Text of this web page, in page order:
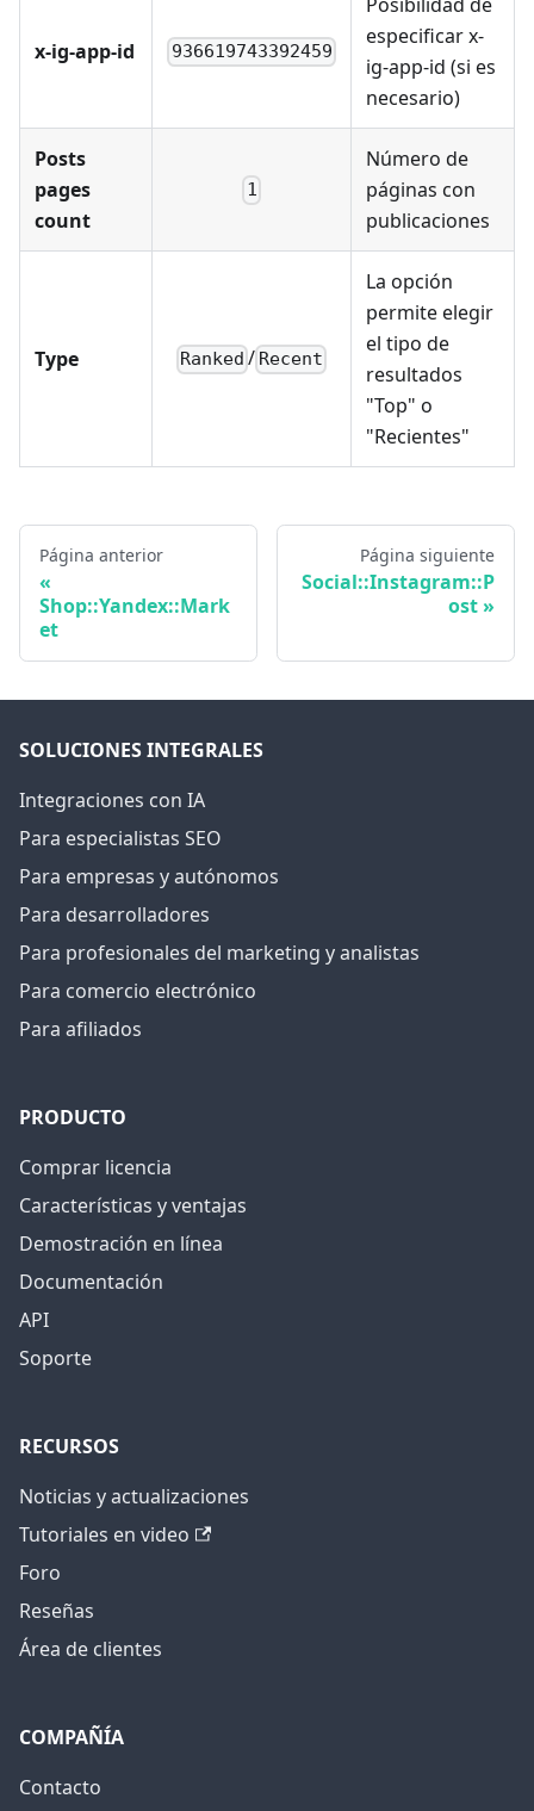
x-ig-app-id 936619743392459
especificar x-
ig-app-id (si es
necesario)
Posts
pages
count
1
Número de
páginas con
publicaciones
Type Ranked / Recent
La opción
permite elegir
el tipo de
resultados
"Top" o
"Recientes"
Página anterior
Shop::Yandex::Mark
et
Página siguiente
Social::Instagram::P
ost
SOLUCIONES INTEGRALES
Integraciones con IA
Para especialistas SEO
Para empresas y autónomos
Para desarrolladores
Para profesionales del marketing y analistas
Para comercio electrónico
Para afiliados
PRODUCTO
Comprar licencia
Características y ventajas
Demostración en línea
Documentación
API
Soporte
RECURSOS
Noticias y actualizaciones
Tutoriales en video
Foro
Reseñas
Área de clientes
COMPAÑÍA
Contacto